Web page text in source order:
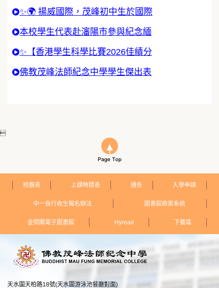
✨🌍 揚威國際，茂峰初中生於國際
本校學生代表赴瀋陽市參與紀念緬
✨【香港學生科學比賽2026佳績分
佛教茂峰法師紀念中學學生傑出表

校曆表 上課時間表 通告 入學申請
中一自行收生報名辦法 圖書館檢索系統
金閱閣電子圖書館 Hyread 下載區
天水圍天柏路18號(天水圍游泳池餐廳對面)